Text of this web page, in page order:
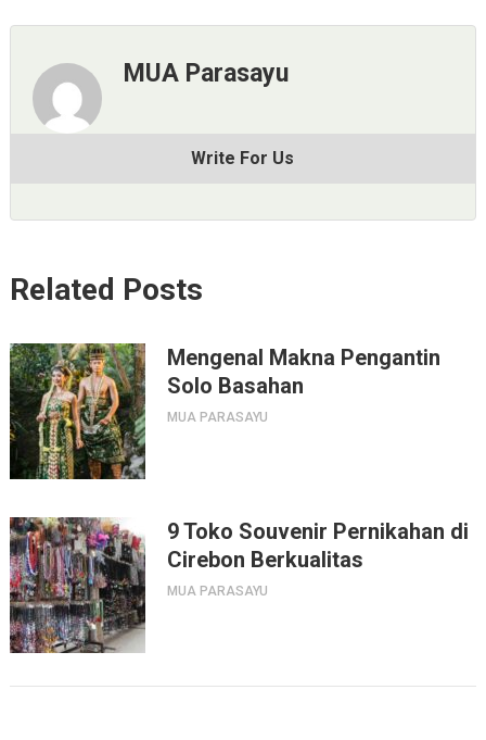
MUA Parasayu
Write For Us
Related Posts
Mengenal Makna Pengantin
Solo Basahan
MUA PARASAYU
9 Toko Souvenir Pernikahan di
Cirebon Berkualitas
MUA PARASAYU